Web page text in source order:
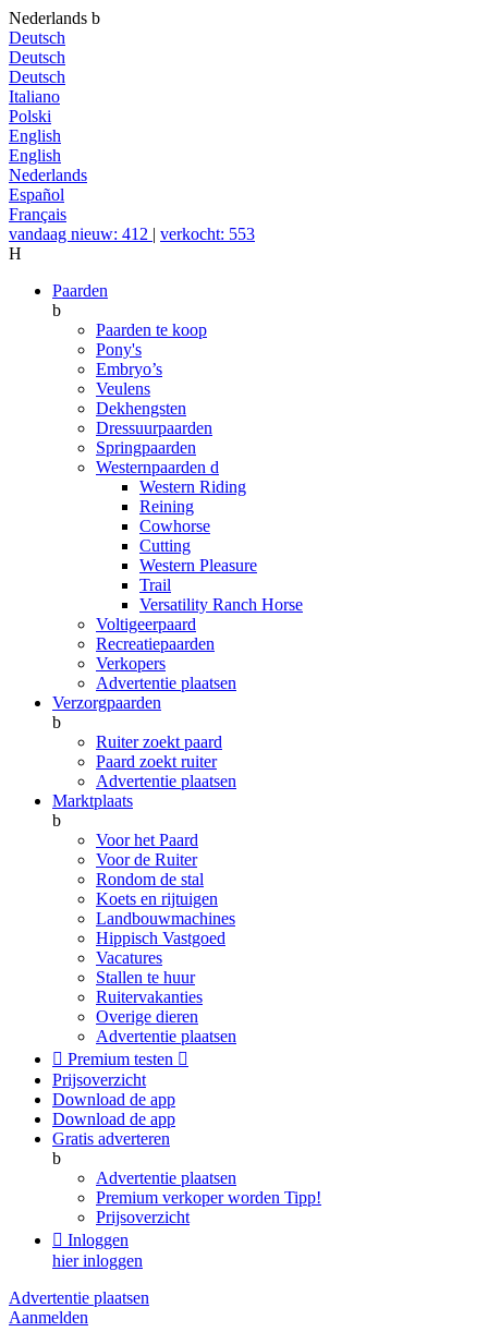
Nederlands b
Deutsch
Deutsch
Deutsch
Italiano
Polski
English
English
Nederlands
Español
Français
vandaag nieuw: 412 | verkocht: 553
H
Paarden
b
Paarden te koop
Pony's
Embryo’s
Veulens
Dekhengsten
Dressuurpaarden
Springpaarden
Westernpaarden d
Western Riding
Reining
Cowhorse
Cutting
Western Pleasure
Trail
Versatility Ranch Horse
Voltigeerpaard
Recreatiepaarden
Verkopers
Advertentie plaatsen
Verzorgpaarden
b
Ruiter zoekt paard
Paard zoekt ruiter
Advertentie plaatsen
Marktplaats
b
Voor het Paard
Voor de Ruiter
Rondom de stal
Koets en rijtuigen
Landbouwmachines
Hippisch Vastgoed
Vacatures
Stallen te huur
Ruitervakanties
Overige dieren
Advertentie plaatsen
 Premium testen 
Prijsoverzicht
Download de app
Download de app
Gratis adverteren
b
Advertentie plaatsen
Premium verkoper worden Tipp!
Prijsoverzicht
 Inloggen
hier inloggen
Advertentie plaatsen
Aanmelden